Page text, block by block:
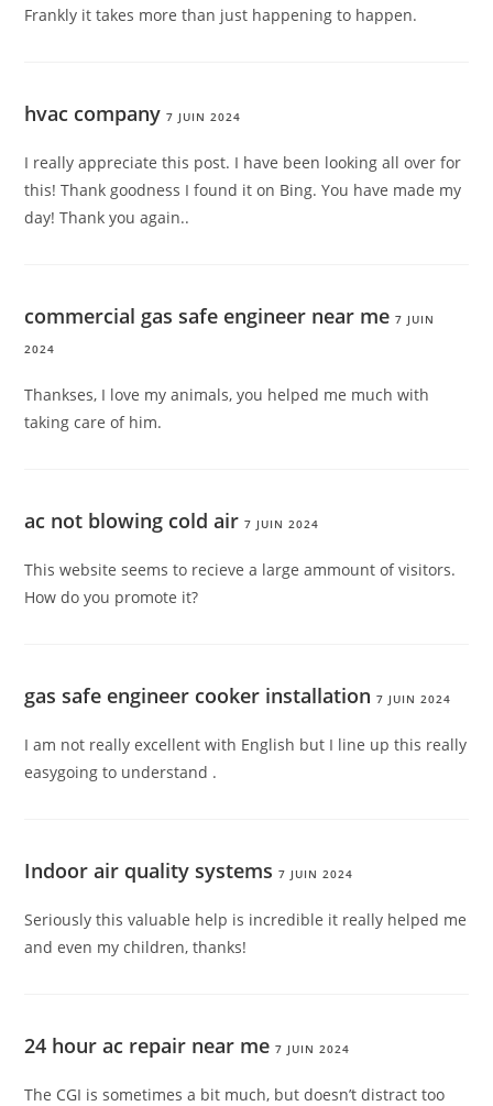
Frankly it takes more than just happening to happen.
hvac company 7 JUIN 2024
I really appreciate this post. I have been looking all over for
this! Thank goodness I found it on Bing. You have made my
day! Thank you again..
commercial gas safe engineer near me 7 JUIN
2024
Thankses, I love my animals, you helped me much with
taking care of him.
ac not blowing cold air 7 JUIN 2024
This website seems to recieve a large ammount of visitors.
How do you promote it?
gas safe engineer cooker installation 7 JUIN 2024
I am not really excellent with English but I line up this really
easygoing to understand .
Indoor air quality systems 7 JUIN 2024
Seriously this valuable help is incredible it really helped me
and even my children, thanks!
24 hour ac repair near me 7 JUIN 2024
The CGI is sometimes a bit much, but doesn’t distract too